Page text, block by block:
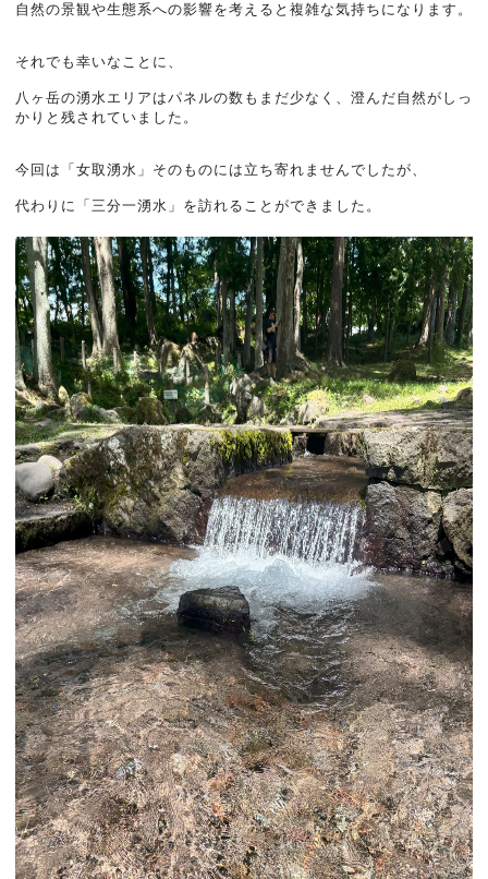
自然の景観や生態系への影響を考えると複雑な気持ちになります。
それでも幸いなことに、
八ヶ岳の湧水エリアはパネルの数もまだ少なく、澄んだ自然がしっ
かりと残されていました。
今回は「女取湧水」そのものには立ち寄れませんでしたが、
代わりに「三分一湧水」を訪れることができました。